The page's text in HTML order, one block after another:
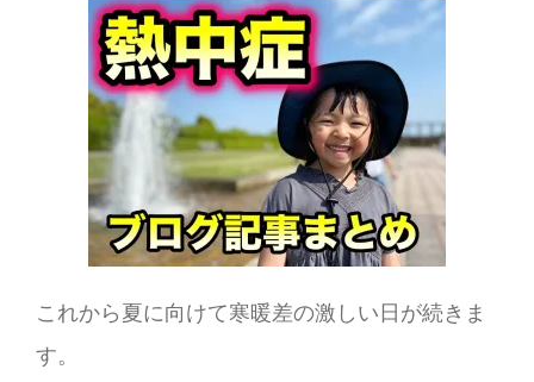
これから夏に向けて寒暖差の激しい日が続きま
す。